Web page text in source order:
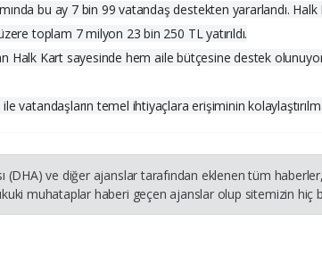
bu ay 7 bin 99 vatandaş destekten yararlandı.
toplam 7 milyon 23 bin 250 TL yatırıldı.
Halk Kart sayesinde hem aile bütçesine destek
vatandaşların temel ihtiyaçlara erişiminin
(DHA) ve diğer ajanslar tarafından eklenen tüm
muhataplar haberi geçen ajanslar olup sitemizin hiç